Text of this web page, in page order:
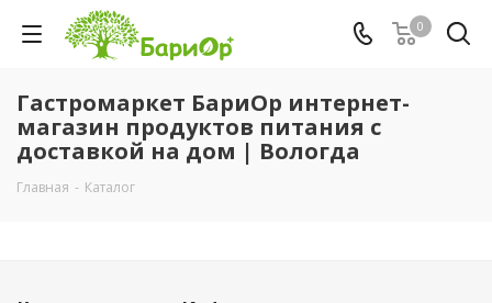
0
Гастромаркет БариОр интернет-
магазин продуктов питания с
доставкой на дом | Вологда
Главная - Каталог